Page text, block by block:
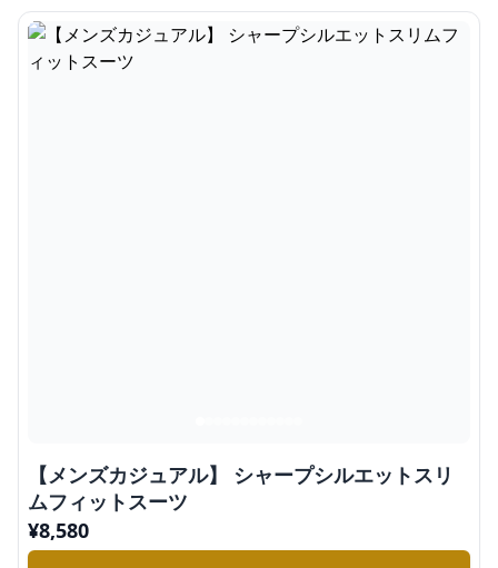
【メンズカジュアル】 シャープシルエットスリ
ムフィットスーツ
¥8,580